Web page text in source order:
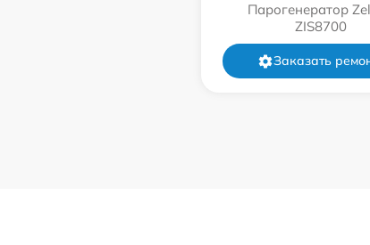
Парогенератор
ZIS8700
Заказать